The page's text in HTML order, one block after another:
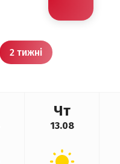
2 тижні
Чт
13.08